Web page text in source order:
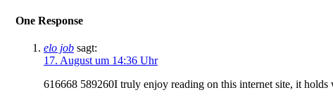
One Response
elo job sagt:
17. August um 14:36 Uhr
616668 589260I truly enjoy reading on this internet site, it